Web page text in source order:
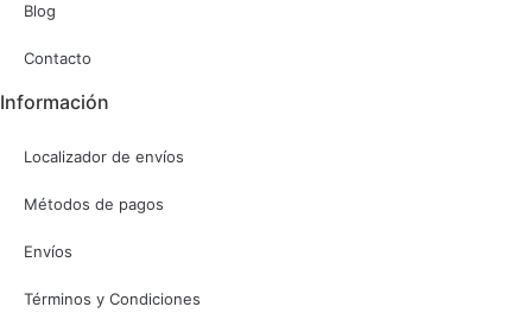
Blog
Contacto
Información
Localizador de envíos
Métodos de pagos
Envíos
Términos y Condiciones